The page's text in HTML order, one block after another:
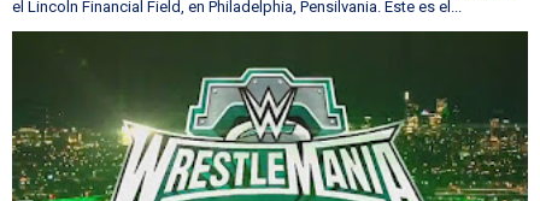
el Lincoln Financial Field, en Philadelphia, Pensilvania. Este es el...